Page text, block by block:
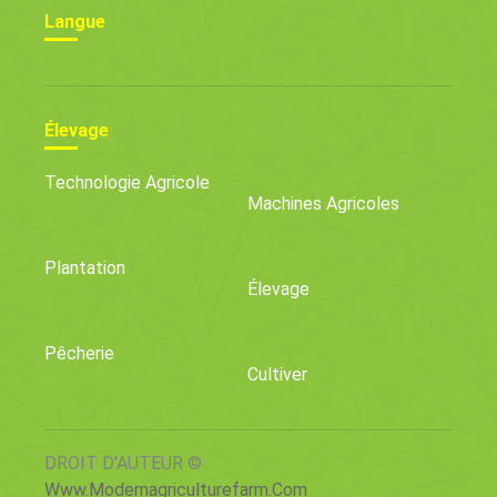
Langue
Élevage
Technologie Agricole
Machines Agricoles
Plantation
Élevage
Pêcherie
Cultiver
DROIT D'AUTEUR ©
Www.modernagriculturefarm.com